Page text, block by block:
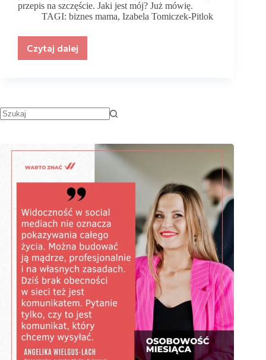
przepis na szczęście. Jaki jest mój? Już mówię.
TAGI: biznes mama,Izabela Tomiczek-Pitlok
Czytaj dalej
Izabela
swojego
życia”